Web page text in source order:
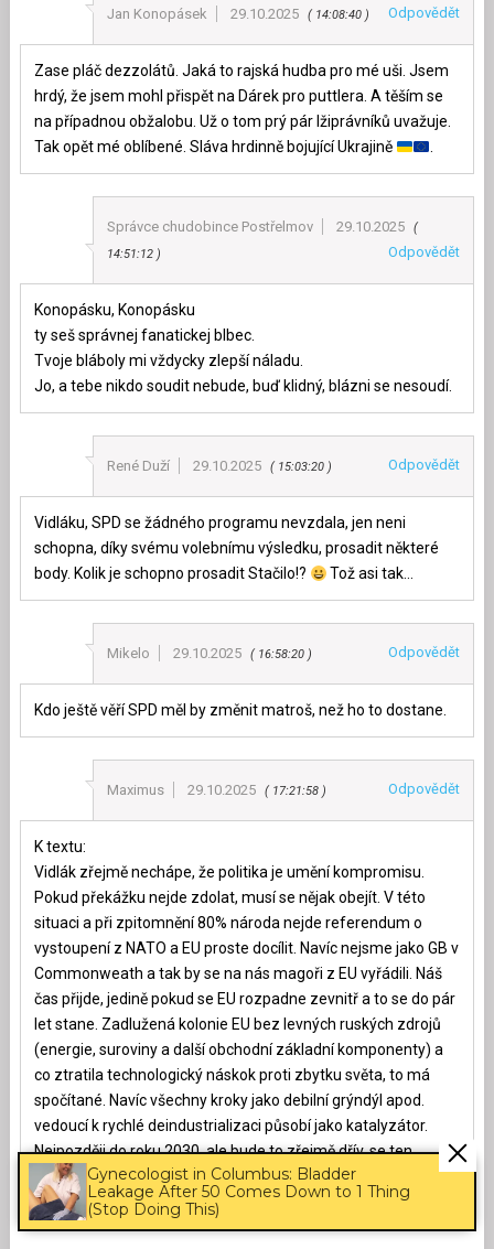
Jan Konopásek 29.10.2025 14:08:40 Odpovědět
Zase pláč dezzolátů. Jaká to rajská hudba pro mé uši. Jsem
hrdý, že jsem mohl přispět na Dárek pro puttlera. A těším se
na případnou obžalobu. Už o tom prý pár lžiprávníků uvažuje.
Tak opět mé oblíbené. Sláva hrdinně bojující Ukrajině
.
Správce chudobince Postřelmov 29.10.2025
14:51:12 Odpovědět
Konopásku, Konopásku
ty seš správnej fanatickej blbec.
Tvoje bláboly mi vždycky zlepší náladu.
Jo, a tebe nikdo soudit nebude, buď klidný, blázni se nesoudí.
René Duží 29.10.2025 15:03:20 Odpovědět
Vidláku, SPD se žádného programu nevzdala, jen neni
schopna, díky svému volebnímu výsledku, prosadit některé
body. Kolik je schopno prosadit Stačilo!?
Tož asi tak…
Mikelo 29.10.2025 16:58:20 Odpovědět
Kdo ještě věří SPD měl by změnit matroš, než ho to dostane.
Maximus 29.10.2025 17:21:58 Odpovědět
K textu:
Vidlák zřejmě nechápe, že politika je umění kompromisu.
Pokud překážku nejde zdolat, musí se nějak obejít. V této
situaci a při zpitomnění 80% národa nejde referendum o
vystoupení z NATO a EU proste docílit. Navíc nejsme jako GB v
Commonweath a tak by se na nás magoři z EU vyřádili. Náš
čas přijde, jedině pokud se EU rozpadne zevnitř a to se do pár
let stane. Zadlužená kolonie EU bez levných ruských zdrojů
(energie, suroviny a další obchodní základní komponenty) a
co ztratila technologický náskok proti zbytku světa, to má
spočítané. Navíc všechny kroky jako debilní grýndýl apod.
vedoucí k rychlé deindustrializaci působí jako katalyzátor.
Nejpozději do roku 2030, ale bude to zřejmě dřív, se ten
byrokratický, dirigistický moloch rozpadne. Otázkou je, jaké to
bude mít následky…..
Gynecologist in Columbus: Bladder
Leakage After 50 Comes Down to 1 Thing
(Stop Doing This)